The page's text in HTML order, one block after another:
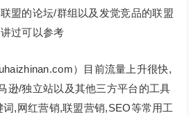
盟的论坛/群组以及发觉竞品的联盟
过可以参考
）目前流量上升很快,
逊/独立站以及其他三方平台的工具
,网红营销,联盟营销,SEO等常用工